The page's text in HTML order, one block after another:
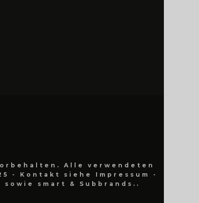
Alle verwendeten
- Kontakt siehe Impressum -
smart & Subbrands..